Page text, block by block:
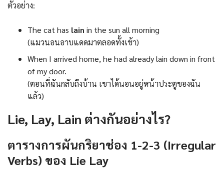
ตัวอย่าง:
The cat has lain in the sun all morning
(แมวนอนอาบแดดมาตลอดทั้งเช้า)
When I arrived home, he had already lain down in front
of my door.
(ตอนที่ฉันกลับถึงบ้าน เขาได้นอนอยู่หน้าประตูของฉัน
แล้ว)
Lie, Lay, Lain ต่างกันอย่างไร?
ตารางการผันกริยาช่อง 1-2-3 (Irregular
Verbs) ของ Lie Lay